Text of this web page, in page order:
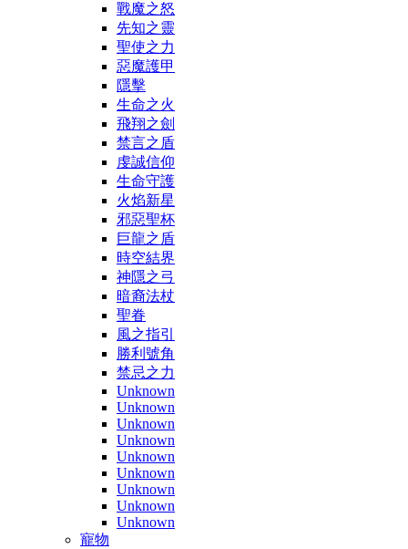
戰魔之怒
先知之靈
聖使之力
惡魔護甲
隱擊
生命之火
飛翔之劍
禁言之盾
虔誠信仰
生命守護
火焰新星
邪惡聖杯
巨龍之盾
時空結界
神隱之弓
暗裔法杖
聖眷
風之指引
勝利號角
禁忌之力
Unknown
Unknown
Unknown
Unknown
Unknown
Unknown
Unknown
Unknown
Unknown
寵物